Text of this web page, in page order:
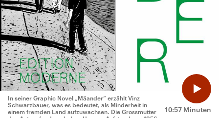
10:57 Minuten
In seiner Graphic Novel „Mäander“ erzählt Vinz
Schwarzbauer, was es bedeutet, als Minderheit in
einem fremden Land aufzuwachsen. Die Grossmutter